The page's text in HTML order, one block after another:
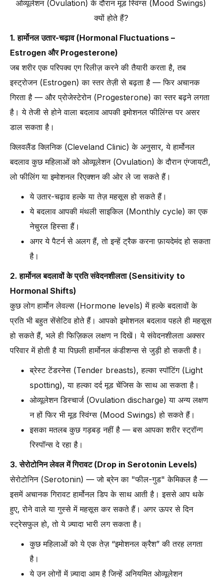
ओव्यूलेशन (Ovulation) के दौरान मूड स्विंग्स (Mood Swings)
क्यों होते हैं?
1. हार्मोनल उतार-चढ़ाव (Hormonal Fluctuations –
Estrogen और Progesterone)
जब शरीर एक परिपक्व एग रिलीज़ करने की तैयारी करता है, तब
इस्ट्रोजन (Estrogen) का स्तर तेज़ी से बढ़ता है — फिर अचानक
गिरता है — और प्रोजेस्टेरोन (Progesterone) का स्तर बढ़ने लगता
है। ये तेजी से होने वाला बदलाव आपकी इमोशनल फीलिंग्स पर असर
डाल सकता है।
क्लिवलैंड क्लिनिक (Cleveland Clinic) के अनुसार, ये हार्मोनल
बदलाव कुछ महिलाओं को ओव्यूलेशन (Ovulation) के दौरान एंग्जायटी,
लो फीलिंग या इमोशनल रिएक्शन की ओर ले जा सकते हैं।
ये उतार-चढ़ाव हल्के या तेज़ महसूस हो सकते हैं।
ये बदलाव आपकी मंथली साइकिल (Monthly cycle) का एक
नेचुरल हिस्सा हैं।
अगर ये पैटर्न से अलग हैं, तो इन्हें ट्रैक करना फ़ायदेमंद हो सकता
है।
2. हार्मोनल बदलावों के प्रति संवेदनशीलता (Sensitivity to
Hormonal Shifts)
कुछ लोग हार्मोन लेवल्स (Hormone levels) में हल्के बदलावों के
प्रति भी बहुत सेंसेटिव होते हैं। आपको इमोशनल बदलाव पहले ही महसूस
हो सकते हैं, भले ही फिज़िकल लक्षण न दिखें। ये संवेदनशीलता अक्सर
परिवार में होती है या पिछली हार्मोनल कंडीशन्स से जुड़ी हो सकती है।
ब्रेस्ट टेंडरनेस (Tender breasts), हल्का स्पॉटिंग (Light
spotting), या हल्का दर्द मूड चेंजिस के साथ आ सकता है।
ओव्यूलेशन डिस्चार्ज (Ovulation discharge) या अन्य लक्षण
न हों फिर भी मूड स्विंग्स (Mood Swings) हो सकते हैं।
इसका मतलब कुछ गड़बड़ नहीं है — बस आपका शरीर स्ट्रॉन्ग
रिस्पॉन्स दे रहा है।
3. सेरोटोनिन लेवल में गिरावट (Drop in Serotonin Levels)
सेरोटोनिन (Serotonin) — जो ब्रेन का "फील-गुड" केमिकल है —
इसमें अचानक गिरावट हार्मोनल डिप के साथ आती है। इससे आप थके
हुए, रोने वाले या गुस्से में महसूस कर सकते हैं। अगर ऊपर से दिन
स्ट्रेसफुल हो, तो ये ज़्यादा भारी लग सकता है।
कुछ महिलाओं को ये एक तेज़ “इमोशनल क्रैश” की तरह लगता
है।
ये उन लोगों में ज़्यादा आम है जिन्हें अनियमित ओव्यूलेशन